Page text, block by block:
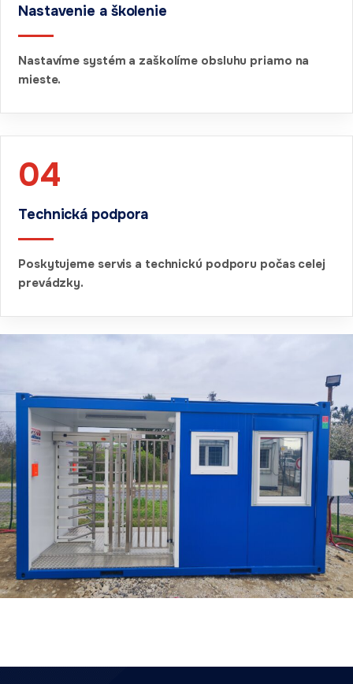
Nastavenie a školenie
Nastavíme systém a zaškolíme obsluhu priamo na
mieste.
04
Technická podpora
Poskytujeme servis a technickú podporu počas celej
prevádzky.